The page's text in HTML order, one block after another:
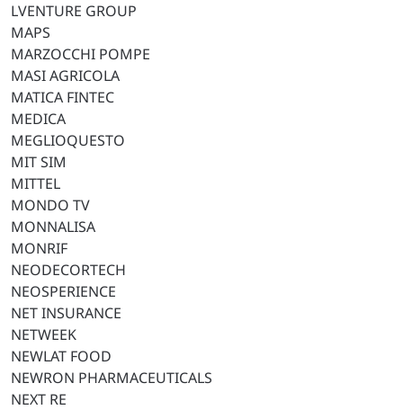
LVENTURE GROUP
MAPS
MARZOCCHI POMPE
MASI AGRICOLA
MATICA FINTEC
MEDICA
MEGLIOQUESTO
MIT SIM
MITTEL
MONDO TV
MONNALISA
MONRIF
NEODECORTECH
NEOSPERIENCE
NET INSURANCE
NETWEEK
NEWLAT FOOD
NEWRON PHARMACEUTICALS
NEXT RE